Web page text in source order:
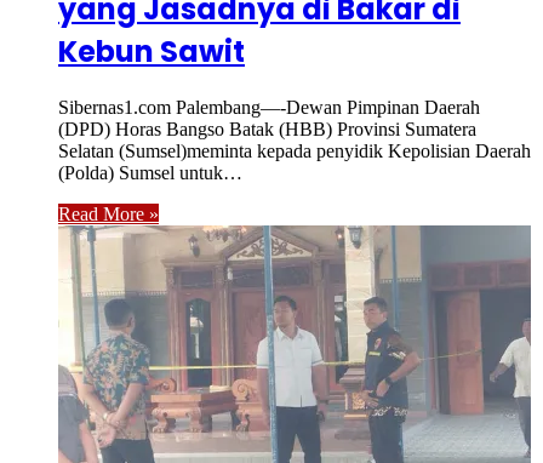
yang Jasadnya di Bakar di
Kebun Sawit
Sibernas1.com Palembang—-Dewan Pimpinan Daerah
(DPD) Horas Bangso Batak (HBB) Provinsi Sumatera
Selatan (Sumsel)meminta kepada penyidik Kepolisian Daerah
(Polda) Sumsel untuk…
Read More »